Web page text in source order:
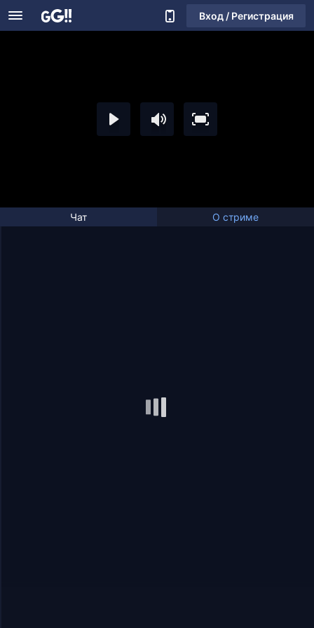
Вход / Регистрация
Чат О стриме